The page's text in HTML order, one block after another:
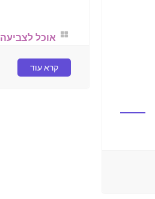
אוכל לצביעה
קרא עוד